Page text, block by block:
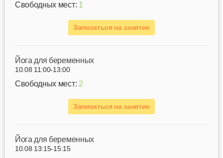
Свободных мест: 1
Записаться на занятие
Йога для беременных
10.08 11:00-13:00
Свободных мест: 2
Записаться на занятие
Йога для беременных
10.08 13:15-15:15